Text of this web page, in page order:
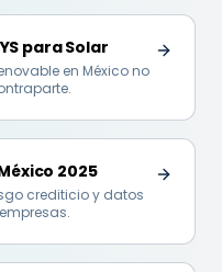
para Solar
en México no
2025
crediticio y datos